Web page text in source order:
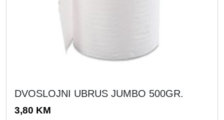
DVOSLOJNI UBRUS JUMBO 500GR.
3,80 KM